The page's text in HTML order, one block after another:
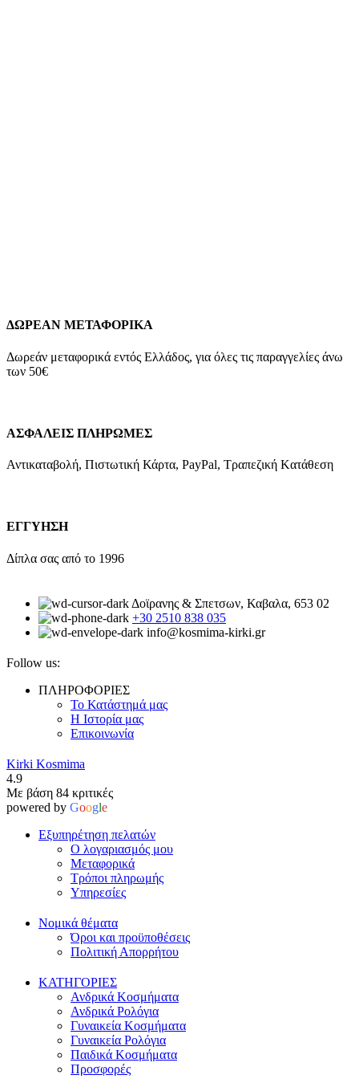
ΔΩΡΕΑΝ ΜΕΤΑΦΟΡΙΚΑ
Δωρεάν μεταφορικά εντός Ελλάδος, για όλες τις παραγγελίες άνω
των 50€
ΑΣΦΑΛΕΙΣ ΠΛΗΡΩΜΕΣ
Αντικαταβολή, Πιστωτική Κάρτα, PayPal, Τραπεζική Kατάθεση
ΕΓΓΥΗΣΗ
Δίπλα σας από το 1996
Δοϊρανης & Σπετσων, Καβαλα, 653 02
+30 2510 838 035
info@kosmima-kirki.gr
Follow us:
ΠΛΗΡΟΦΟΡΙΕΣ
Το Κατάστημά μας
Η Ιστορία μας
Επικοινωνία
Kirki Kosmima
4.9
Με βάση 84 κριτικές
powered by Google
Εξυπηρέτηση πελατών
Ο λογαριασμός μου
Μεταφορικά
Τρόποι πληρωμής
Υπηρεσίες
Νομικά θέματα
Όροι και προϋποθέσεις
Πολιτική Απορρήτου
ΚΑΤΗΓΟΡΙΕΣ
Ανδρικά Κοσμήματα
Ανδρικά Ρολόγια
Γυναικεία Κοσμήματα
Γυναικεία Ρολόγια
Παιδικά Κοσμήματα
Προσφορές